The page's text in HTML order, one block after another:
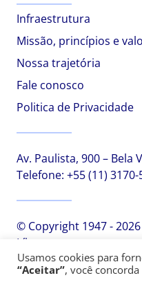
Infraestrutura
Missão, princípios e
Nossa trajetória
Fale conosco
Politica de Privacidade
Av. Paulista, 900 – Bela
Telefone: +55 (11) 3170-
© Copyright 1947 -
Líbero
Usamos cookies para
“Aceitar”, você